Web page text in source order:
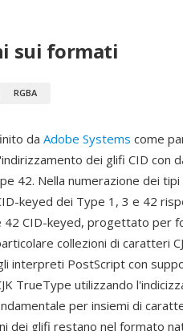
sui formati
RGBA
da Adobe Systems come
dei glifi CID con
42. Nella numerazione dei
keyed dei Type 1, 3 e 42
CID-keyed, progettato per
collezioni di caratteri
interpreti PostScript con
TrueType utilizzando
per insiemi di
dei glifi restano nel formato